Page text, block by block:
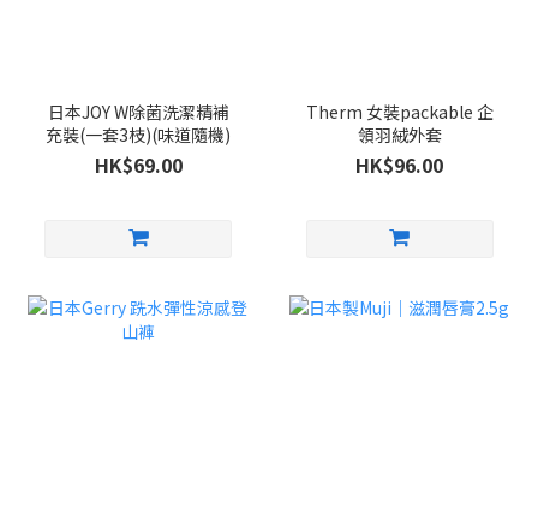
日本JOY W除菌洗潔精補
充裝(一套3枝)(味道隨機)
HK$69.00
Therm 女裝packable 企
領羽絨外套
HK$96.00